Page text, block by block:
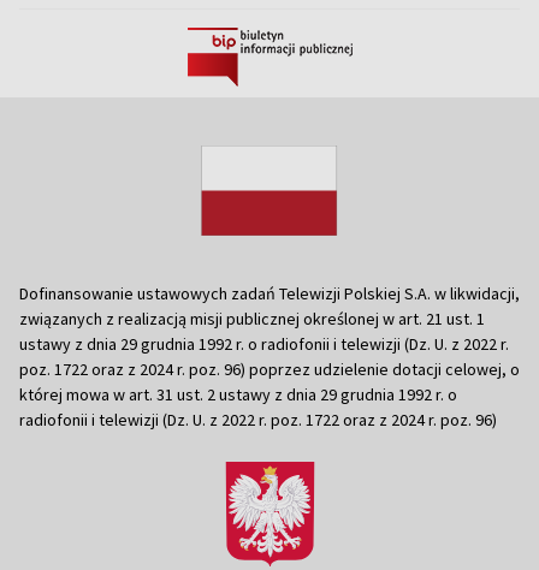
Dofinansowanie ustawowych zadań Telewizji Polskiej S.A. w likwidacji,
związanych z realizacją misji publicznej określonej w art. 21 ust. 1
ustawy z dnia 29 grudnia 1992 r. o radiofonii i telewizji (Dz. U. z 2022 r.
poz. 1722 oraz z 2024 r. poz. 96) poprzez udzielenie dotacji celowej, o
której mowa w art. 31 ust. 2 ustawy z dnia 29 grudnia 1992 r. o
radiofonii i telewizji (Dz. U. z 2022 r. poz. 1722 oraz z 2024 r. poz. 96)